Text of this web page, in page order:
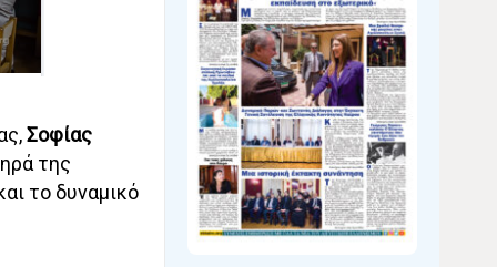
Σοφίας
της
το δυναμικό